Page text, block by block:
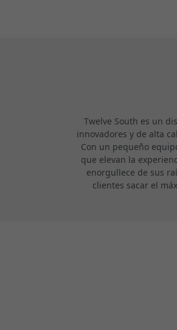
Twelve South es un
innovadores y de alta
Con un pequeño
que elevan la
enorgullece de sus
clientes sacar el